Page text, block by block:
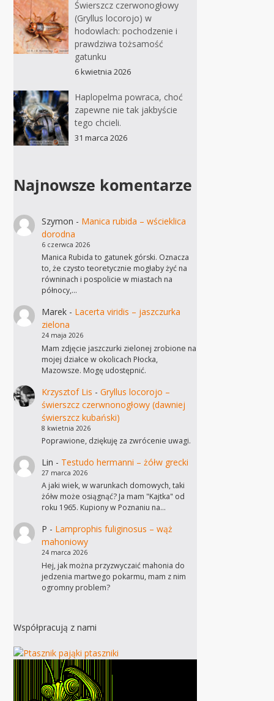
Świerszcz czerwonogłowy
(Gryllus locorojo) w
hodowlach: pochodzenie i
prawdziwa tożsamość
gatunku
6 kwietnia 2026
Haplopelma powraca, choć
zapewne nie tak jakbyście
tego chcieli.
31 marca 2026
Najnowsze komentarze
Szymon - Manica rubida – wścieklica
dorodna
6 czerwca 2026
Manica Rubida to gatunek górski. Oznacza
to, że czysto teoretycznie mogłaby żyć na
równinach i pospolicie w miastach na
północy,…
Marek- Lacerta viridis – jaszczurka
zielona
24 maja 2026
Mam zdjęcie jaszczurki zielonej zrobione na
mojej działce w okolicach Płocka,
Mazowsze. Mogę udostępnić.
Krzysztof Lis - Gryllus locorojo –
świerszcz czerwnonogłowy (dawniej
świerszcz kubański)
8 kwietnia 2026
Poprawione, dziękuję za zwrócenie uwagi.
Lin - Testudo hermanni – żółw grecki
27 marca 2026
A jaki wiek, w warunkach domowych, taki
żółw może osiągnąć? Ja mam "Kajtka" od
roku 1965. Kupiony w Poznaniu na…
P - Lamprophis fuliginosus – wąż
mahoniowy
24 marca 2026
Hej, jak można przyzwyczaić mahonia do
jedzenia martwego pokarmu, mam z nim
ogromny problem?
Współpracują z nami